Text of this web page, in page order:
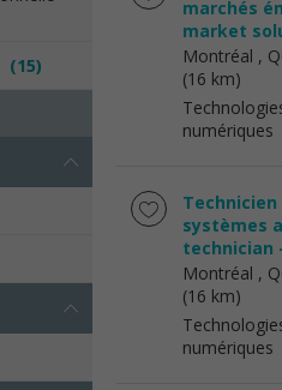
(15)
marchés
market
Montréal ,
(16 km)
numériques
systèmes
technician
Montréal ,
(16 km)
numériques